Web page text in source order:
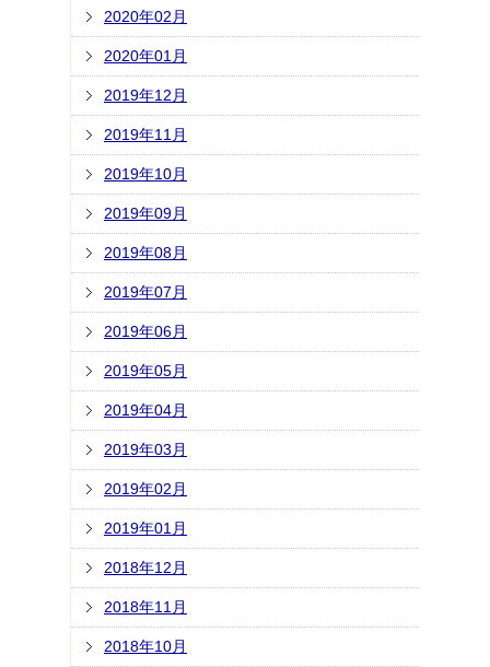
2020年02月
2020年01月
2019年12月
2019年11月
2019年10月
2019年09月
2019年08月
2019年07月
2019年06月
2019年05月
2019年04月
2019年03月
2019年02月
2019年01月
2018年12月
2018年11月
2018年10月